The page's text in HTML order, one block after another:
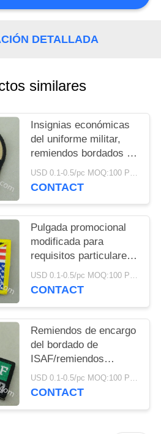
DETALLADA
similares
Insignias económicas
del uniforme militar,
remiendos bordados de
la tela de algodón del
pegamento del hierro
USD 0.1-0.5/pc MOQ:100 PC por diseño
CONTACT
Pulgada promocional
modificada para
requisitos particulares
Eco del remiendo 3,25
de la insignia del
USD 0.1-0.5/pc MOQ:100 PC por diseño
CONTACT
Remiendos de encargo
del bordado de
ISAF/remiendos
militares tejidos del
velcro de América
USD 0.1-0.5/pc MOQ:100 PC por diseño
CONTACT